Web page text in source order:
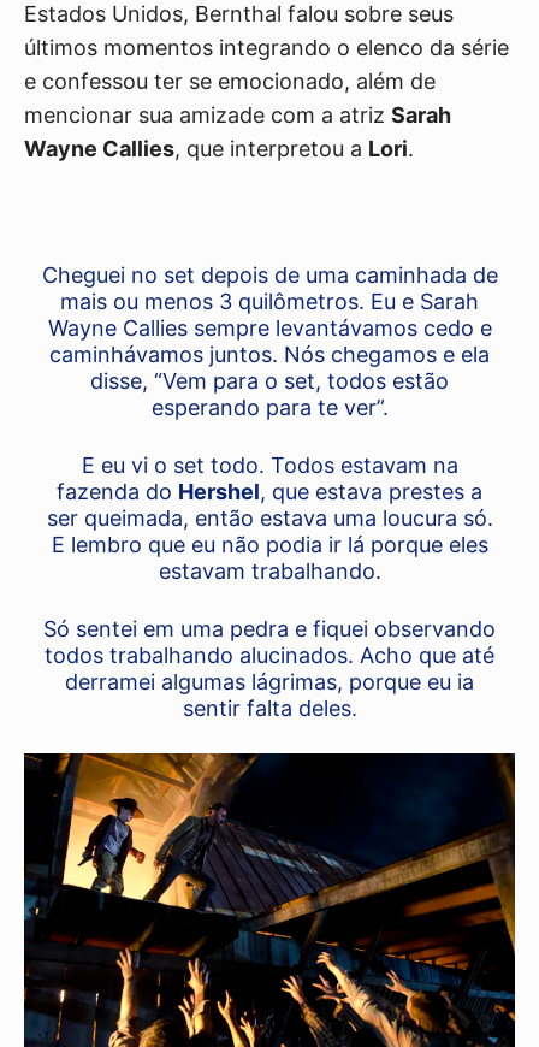
Estados Unidos, Bernthal falou sobre seus
últimos momentos integrando o elenco da série
e confessou ter se emocionado, além de
mencionar sua amizade com a atriz Sarah
Wayne Callies, que interpretou a Lori.
Cheguei no set depois de uma caminhada de
mais ou menos 3 quilômetros. Eu e Sarah
Wayne Callies sempre levantávamos cedo e
caminhávamos juntos. Nós chegamos e ela
disse, “Vem para o set, todos estão
esperando para te ver”.
E eu vi o set todo. Todos estavam na
fazenda do Hershel, que estava prestes a
ser queimada, então estava uma loucura só.
E lembro que eu não podia ir lá porque eles
estavam trabalhando.
Só sentei em uma pedra e fiquei observando
todos trabalhando alucinados. Acho que até
derramei algumas lágrimas, porque eu ia
sentir falta deles.